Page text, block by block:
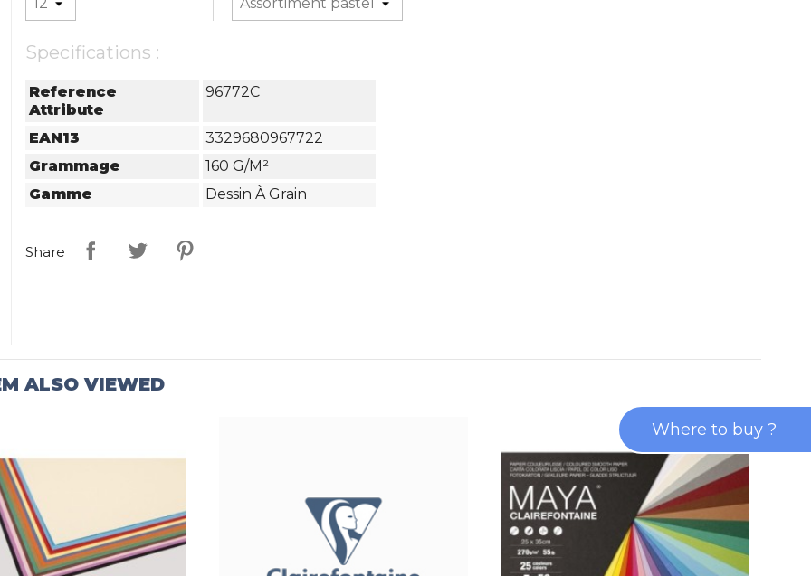
Specifications :
Reference
Attribute
96772C
EAN13
3329680967722
Grammage
160 G/m²
Gamme
Dessin À Grain
Share
ALSO VIEWED
Where to buy ?